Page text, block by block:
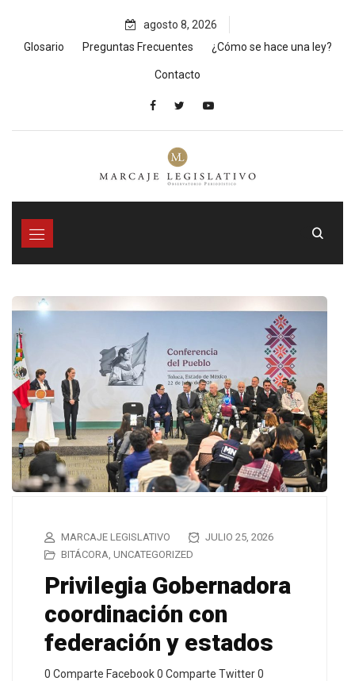
content
agosto 8, 2026
Glosario
Preguntas Frecuentes ¿Cómo se hace una ley?
Contacto
MARCAJE LEGISLATIVO
JULIO 25, 2026
BITÁCORA UNCATEGORIZED
Privilegia Gobernadora
coordinación con
federación y estados
0 Comparte Facebook 0 Comparte Twitter 0